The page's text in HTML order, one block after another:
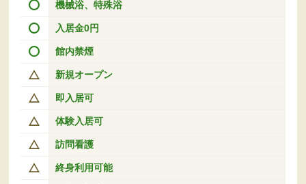
機械浴、特殊浴
入居金0円
館内禁煙
新規オープン
即入居可
体験入居可
訪問看護
終身利用可能